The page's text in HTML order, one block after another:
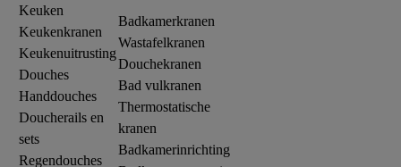
Keuken
Keukenkranen
Keukenuitrusting
Douches
Handdouches
Doucherails en
sets
Regendouches
Badkamerkranen
Wastafelkranen
Douchekranen
Bad vulkranen
Thermostatische
kranen
Badkamerinrichting